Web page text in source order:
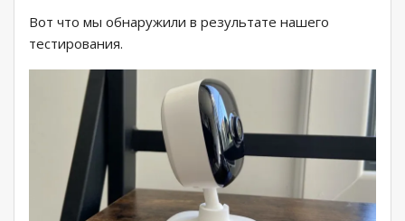
Вот что мы обнаружили в результате нашего
тестирования.